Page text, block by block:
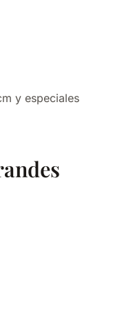
y especiales